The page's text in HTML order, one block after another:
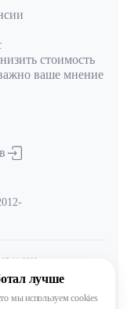
стоимость
ваше мнение
05.11.2020
области
лучше
мы используем cookies